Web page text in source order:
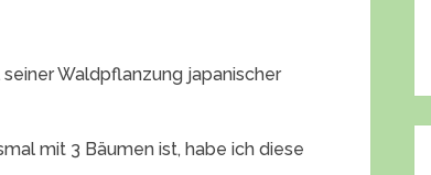
Waldpflanzung japanischer
mit 3 Bäumen ist, habe ich diese